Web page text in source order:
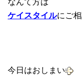
ケイスタイルにご
今日はおしまい